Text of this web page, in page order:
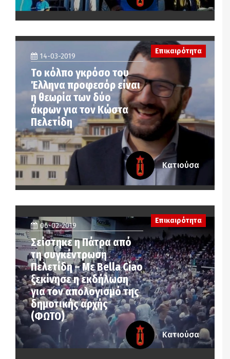
14-03-2019
Το κόλπο γκρόσο του
Έλληνα προφεσόρ είναι
η θεωρία των δύο
άκρων για τον Κώστα
Πελετίδη
Επικαιρότητα
Κατιούσα
06-02-2019
Σείστηκε η Πάτρα από
τη συγκέντρωση
Πελετίδη – Με Bella Ciao
ξεκίνησε η εκδήλωση
για τον απολογισμό της
δημοτικής αρχής
(ΦΩΤΟ)
Επικαιρότητα
Κατιούσα